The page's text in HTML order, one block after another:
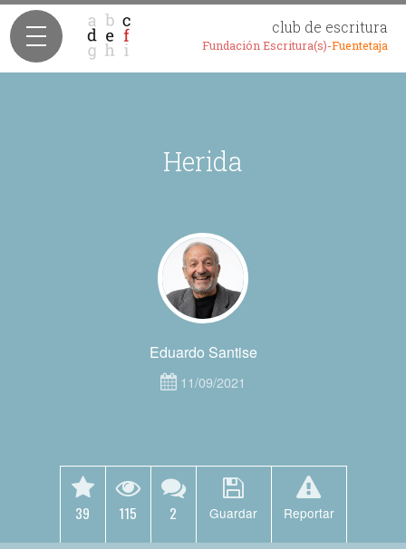
club de escritura
Fundación Escritura(s)-Fuentetaja
Herida
Eduardo Santise
11/09/2021
39 115 2 Guardar Reportar